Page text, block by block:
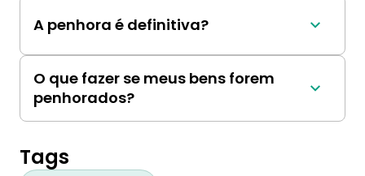
A penhora é definitiva?
Não, os bens podem ser devolvidos se a dívida
for quitada.
O que fazer se meus bens forem
penhorados?
Buscar aconselhamento legal para entender
Tags